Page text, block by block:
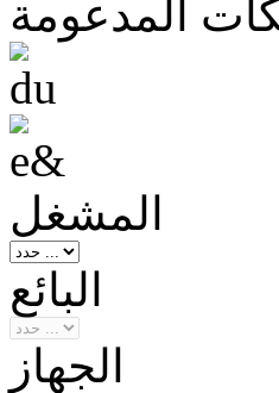
المدعومة
المشغل
البائع
الجهاز